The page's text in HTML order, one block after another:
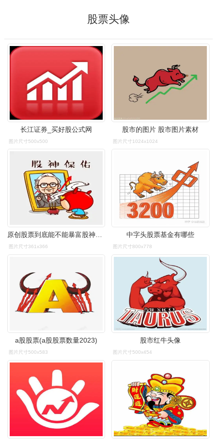
股票头像
长江证券_买好股公式网
图片尺寸500x500
股市的图片 股市图片素材
图片尺寸1024x1024
原创股票到底能不能暴富股神真的存在吗
图片尺寸361x366
中字头股票基金有哪些
图片尺寸800x778
a股股票(a股股票数量2023)
图片尺寸500x583
股市红牛头像
图片尺寸500x454